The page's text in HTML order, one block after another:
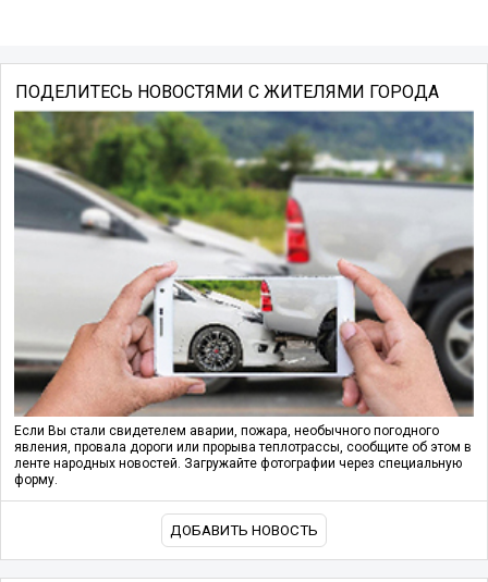
ПОДЕЛИТЕСЬ НОВОСТЯМИ С ЖИТЕЛЯМИ ГОРОДА
Если Вы стали свидетелем аварии, пожара, необычного погодного
явления, провала дороги или прорыва теплотрассы, сообщите об этом в
ленте народных новостей. Загружайте фотографии через специальную
форму.
ДОБАВИТЬ НОВОСТЬ